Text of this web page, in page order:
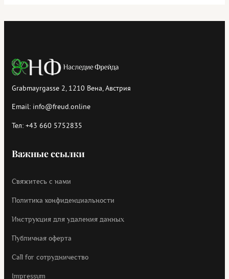
Grabmayrgasse 2, 1210 Вена, Австрия
Email: info@freud.online
Тел: +43 660 5752835
Важные ссылки
Свяжитесь с нами
Политика конфиденциальности
Инструкция для удаления данных
Публичная оферта
Call for cотрудничество
Impressum